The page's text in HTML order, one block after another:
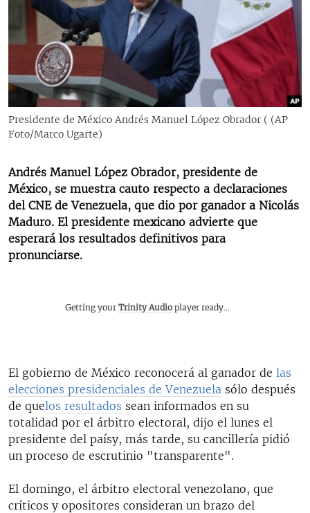
RADIO MARTÍ
ESPECIALES
ESPECIALES
LA REALIDAD DE LA VIVIENDA EN CUBA
KENTU-CUBANO
DESINFORMACIÓN RUSA EN AMÉRICA LATINA
LA INVASIÓN DE RUSIA A UCRANIA
MULTIMEDIA
EDITORIALES
SÍGUENOS
Presidente de México Andrés Manuel López Obrador ( (AP
Foto/Marco Ugarte)
Andrés Manuel López Obrador, presidente de
México, se muestra cauto respecto a declaraciones
del CNE de Venezuela, que dio por ganador a Nicolás
Maduro. El presidente mexicano advierte que
esperará los resultados definitivos para
pronunciarse.
Getting yourTrinity Audio player ready...
El gobierno de México reconocerá al ganador de las
elecciones presidenciales de Venezuela sólo después
de quelos resultados sean informados en su
totalidad por el árbitro electoral, dijo el lunes el
presidente del paísy, más tarde, su cancillería pidió
un proceso de escrutinio "transparente".
El domingo, el árbitro electoral venezolano, que
críticos y opositores consideran un brazo del